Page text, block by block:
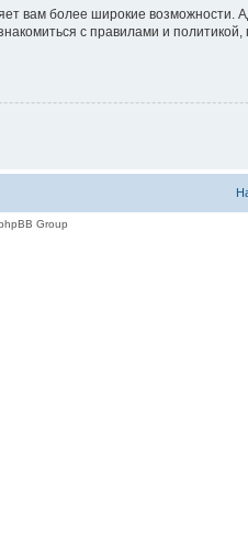
вам более широкие
с правилами и
Group